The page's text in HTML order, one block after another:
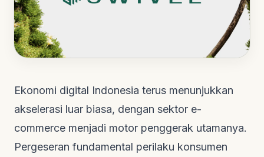
Ekonomi digital Indonesia terus menunjukkan
akselerasi luar biasa, dengan sektor e-
commerce menjadi motor penggerak utamanya.
Pergeseran fundamental perilaku konsumen